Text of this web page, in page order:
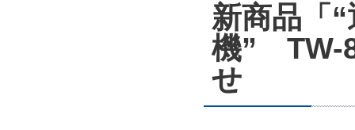
新商品「
機” TW-
せ